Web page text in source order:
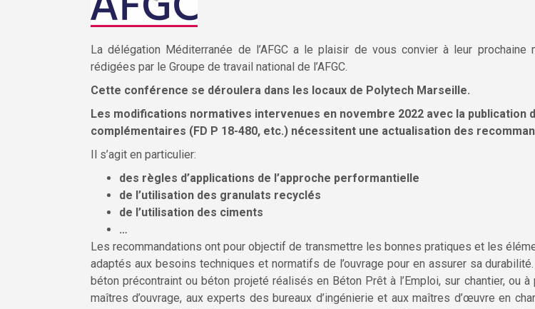
La délégation Méditerranée de l’AFGC a le plaisir de vous convier à leur
rédigées par le Groupe de travail national de l’AFGC.
Cette conférence se déroulera dans les locaux de Polytech Marseille.
Les modifications normatives intervenues en novembre 2022 avec la publication
complémentaires (FD P 18-480, etc.) nécessitent une actualisation des
Il s’agit en particulier:
des règles d’applications de l’approche performantielle
de l’utilisation des granulats recyclés
de l’utilisation des ciments
…
Les recommandations ont pour objectif de transmettre les bonnes pratiques et les
adaptés aux besoins techniques et normatifs de l’ouvrage pour en assurer sa
béton précontraint ou béton projeté réalisés en Béton Prêt à l’Emploi, sur chantier,
maîtres d’ouvrage, aux experts des bureaux d’ingénierie et aux maîtres d’œuvre en